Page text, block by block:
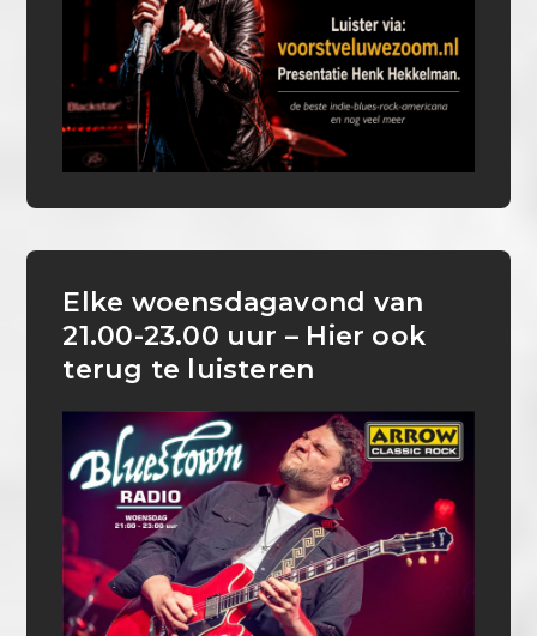
Elke woensdagavond van
21.00-23.00 uur – Hier ook
terug te luisteren